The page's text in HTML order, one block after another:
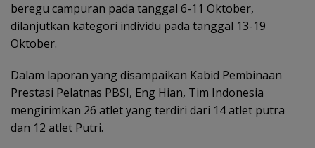
beregu campuran pada tanggal 6-11 Oktober,
dilanjutkan kategori individu pada tanggal 13-19
Oktober.
Dalam laporan yang disampaikan Kabid Pembinaan
Prestasi Pelatnas PBSI, Eng Hian, Tim Indonesia
mengirimkan 26 atlet yang terdiri dari 14 atlet putra
dan 12 atlet Putri.